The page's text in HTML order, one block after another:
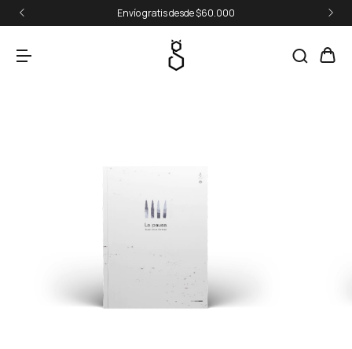
Envío gratis desde $60.000